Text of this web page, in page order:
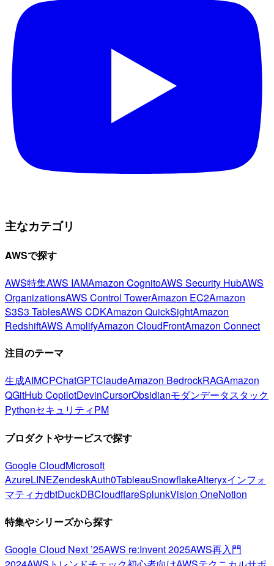
主なカテゴリ
AWSで探す
AWS特集AWS IAMAmazon CognitoAWS Security HubAWS
OrganizationsAWS Control TowerAmazon EC2Amazon
S3S3 TablesAWS CDKAmazon QuickSightAmazon
RedshiftAWS AmplifyAmazon CloudFrontAmazon Connect
注目のテーマ
生成AIMCPChatGPTClaudeAmazon BedrockRAGAmazon
QGitHub CopilotDevinCursorObsidianモダンデータスタック
PythonセキュリティPM
プロダクトやサービスで探す
Google CloudMicrosoft
AzureLINEZendeskAuth0TableauSnowflakeAlteryxインフォ
マティカdbtDuckDBCloudflareSplunkVision OneNotion
特集やシリーズから探す
Google Cloud Next ’25AWS re:Invent 2025AWS再入門